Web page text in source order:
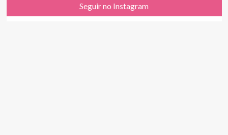
Seguir no Instagram